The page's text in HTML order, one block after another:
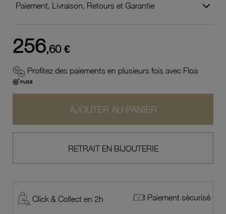
Paiement, Livraison, Retours et Garantie
256,60 €
Profitez des paiements en plusieurs fois avec Floa
AJOUTER AU PANIER
RETRAIT EN BIJOUTERIE
Click & Collect en 2h Paiement sécurisé